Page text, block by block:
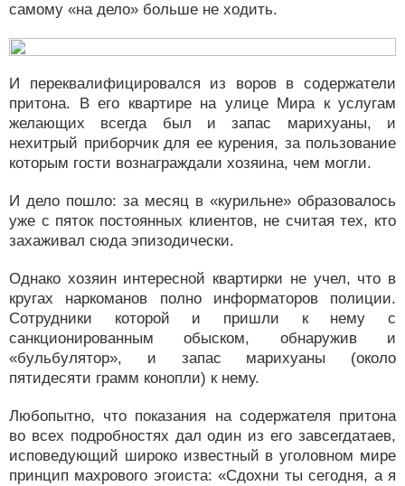
самому «на дело» больше не ходить.
И переквалифицировался из воров в содержатели
притона. В его квартире на улице Мира к услугам
желающих всегда был и запас марихуаны, и
нехитрый приборчик для ее курения, за пользование
которым гости вознаграждали хозяина, чем могли.
И дело пошло: за месяц в «курильне» образовалось
уже с пяток постоянных клиентов, не считая тех, кто
захаживал сюда эпизодически.
Однако хозяин интересной квартирки не учел, что в
кругах наркоманов полно информаторов полиции.
Сотрудники которой и пришли к нему с
санкционированным обыском, обнаружив и
«бульбулятор», и запас марихуаны (около
пятидесяти грамм конопли) к нему.
Любопытно, что показания на содержателя притона
во всех подробностях дал один из его завсегдатаев,
исповедующий широко известный в уголовном мире
принцип махрового эгоиста: «Сдохни ты сегодня, а я